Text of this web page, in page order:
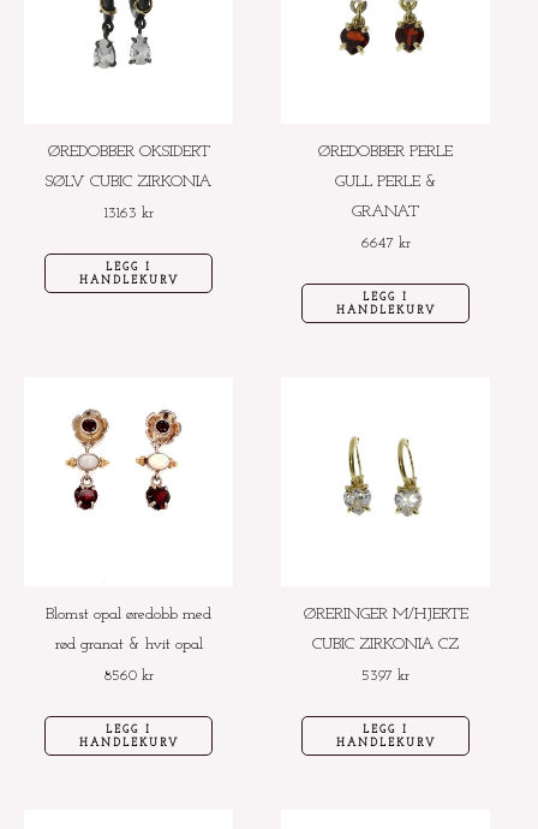
ØREDOBBER OKSIDERT
SØLV CUBIC ZIRKONIA
13163 kr
LEGG I
HANDLEKURV
ØREDOBBER PERLE
GULL PERLE &
GRANAT
6647 kr
LEGG I
HANDLEKURV
Blomst opal øredobb med
rød granat & hvit opal
8560 kr
LEGG I
HANDLEKURV
ØRERINGER M/HJERTE
CUBIC ZIRKONIA CZ
5397 kr
LEGG I
HANDLEKURV